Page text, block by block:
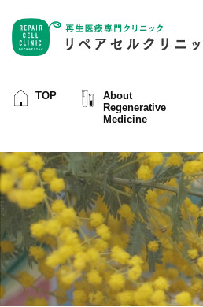
TOP
About
Regenerative
Medicine